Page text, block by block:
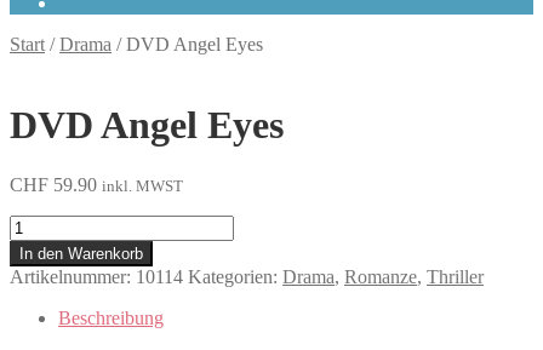
Start /Drama /DVD Angel Eyes
DVD Angel Eyes
CHF 59.90 inkl. MWST
Angel
Eyes
Menge
In den Warenkorb
Artikelnummer: 10114 Kategorien: Drama, Romanze, Thriller
Beschreibung